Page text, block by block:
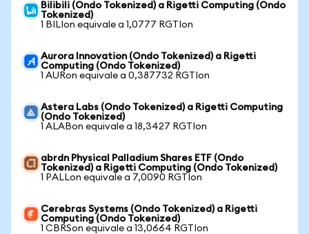
Bilibili (Ondo Tokenized) a Rigetti Computing (Ondo
Tokenized)
1 BILIon equivale a 1,0777 RGTIon
Aurora Innovation (Ondo Tokenized) a Rigetti
Computing (Ondo Tokenized)
1 AURon equivale a 0,387732 RGTIon
Astera Labs (Ondo Tokenized) a Rigetti Computing
(Ondo Tokenized)
1 ALABon equivale a 18,3427 RGTIon
abrdn Physical Palladium Shares ETF (Ondo
Tokenized) a Rigetti Computing (Ondo Tokenized)
1 PALLon equivale a 7,0090 RGTIon
Cerebras Systems (Ondo Tokenized) a Rigetti
Computing (Ondo Tokenized)
1 CBRSon equivale a 13,0664 RGTIon